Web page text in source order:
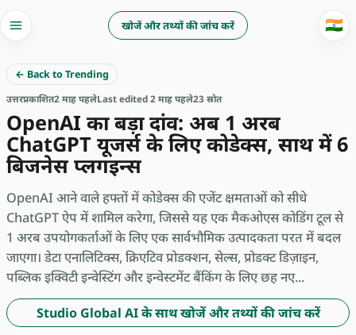
खोजें और तथ्यों की जांच करें 🇮🇳
← Back to Trending
उत्तरप्रकाशित2 माह पहलेLast edited 2 माह पहले23 स्रोत
OpenAI का बड़ा दांव: अब 1 अरब
ChatGPT यूजर्स के लिए कोडेक्स, साथ में 6
बिजनेस प्लगइन्स
OpenAI आने वाले हफ्तों में कोडेक्स की एजेंट क्षमताओं को सीधे
ChatGPT ऐप में शामिल करेगा, जिससे यह एक मैकओएस कोडिंग टूल से
1 अरब उपयोगकर्ताओं के लिए एक सार्वभौमिक उत्पादकता परत में बदल
जाएगा। डेटा एनालिटिक्स, क्रिएटिव प्रोडक्शन, सेल्स, प्रोडक्ट डिज़ाइन,
पब्लिक इक्विटी इन्वेस्टिंग और इन्वेस्टमेंट बैंकिंग के लिए छह नए...
Studio Global AI के साथ खोजें और तथ्यों की जांच करें